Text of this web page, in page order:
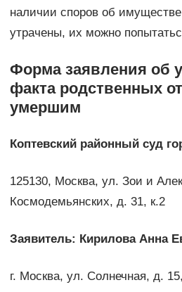
наличии споров об
утрачены, их можно
Форма заявления об
факта родственных
умершим
Коптевский районный суд
125130, Москва, ул. Зои и
Космодемьянских, д. 31, к.2
Заявитель: Кирилова Анна
г. Москва, ул. Солнечная, д.